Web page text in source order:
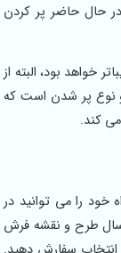
حال حاضر پر کردن
تر و زیباتر خواهد بود، البته از
نوع پر شدن است که
کند.
خود را می توانید در
طرح و نقشه فرش